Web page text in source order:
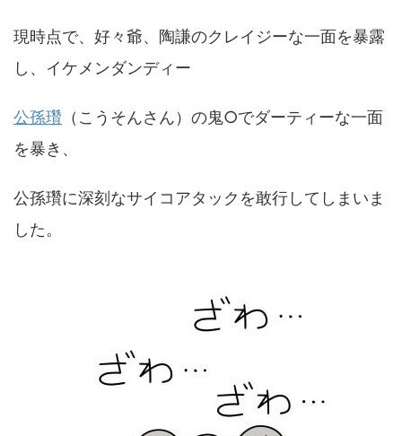
現時点で、好々爺、陶謙のクレイジーな一面を暴露
し、イケメンダンディー
公孫瓚 （こうそんさん）の鬼○でダーティーな一面
を暴き、
公孫瓚に深刻なサイコアタックを敢行してしまいま
した。